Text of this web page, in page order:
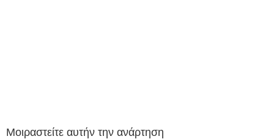
Μοιραστείτε αυτήν την ανάρτηση